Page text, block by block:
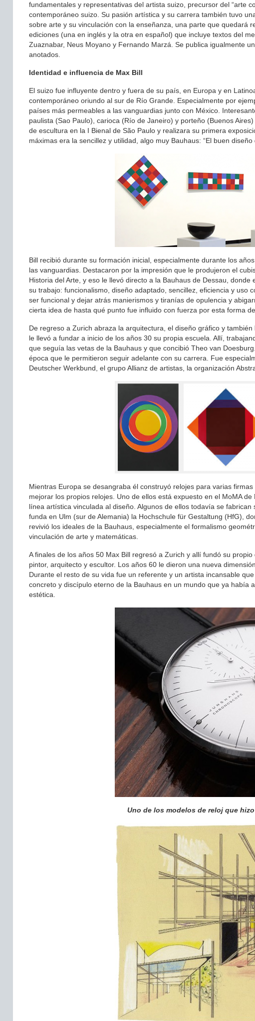
fundamentales y representativas del artista suizo, precursor del “arte
contemporáneo suizo. Su pasión artística y su carrera también tuvo
sobre arte y su vinculación con la enseñanza, una parte que quedará
ediciones (una en inglés y la otra en español) que incluye textos del
Zuaznabar, Neus Moyano y Fernando Marzá. Se publica igualmente
anotados.
Identidad e influencia de Max Bill
El suizo fue influyente dentro y fuera de su país, en Europa y en
contemporáneo oriundo al sur de Río Grande. Especialmente por
países más permeables a las vanguardias junto con México.
paulista (Sao Paulo), carioca (Río de Janeiro) y porteño (Buenos
de escultura en la I Bienal de São Paulo y realizara su primera
máximas era la sencillez y utilidad, algo muy Bauhaus: “El buen
Bill recibió durante su formación inicial, especialmente durante los
las vanguardias. Destacaron por la impresión que le produjeron el
Historia del Arte, y eso le llevó directo a la Bauhaus de Dessau,
su trabajo: funcionalismo, diseño adaptado, sencillez, eficiencia y
ser funcional y dejar atrás manierismos y tiranías de opulencia y
cierta idea de hasta qué punto fue influido con fuerza por esta forma
De regreso a Zurich abraza la arquitectura, el diseño gráfico y
le llevó a fundar a inicio de los años 30 su propia escuela. Allí,
que seguía las vetas de la Bauhaus y que concibió Theo van
época que le permitieron seguir adelante con su carrera. Fue
Deutscher Werkbund, el grupo Allianz de artistas, la organización
Mientras Europa se desangraba él construyó relojes para varias
mejorar los propios relojes. Uno de ellos está expuesto en el MoMA
línea artística vinculada al diseño. Algunos de ellos todavía se
funda en Ulm (sur de Alemania) la Hochschule für Gestaltung (HfG),
revivió los ideales de la Bauhaus, especialmente el formalismo
vinculación de arte y matemáticas.
A finales de los años 50 Max Bill regresó a Zurich y allí fundó su
pintor, arquitecto y escultor. Los años 60 le dieron una nueva
Durante el resto de su vida fue un referente y un artista incansable
concreto y discípulo eterno de la Bauhaus en un mundo que ya había
estética.
Uno de los modelos de reloj que